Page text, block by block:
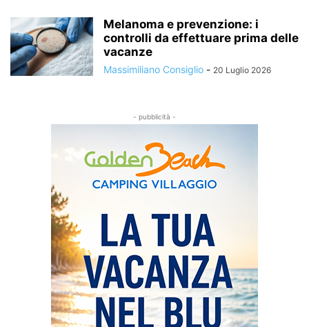
Melanoma e prevenzione: i
controlli da effettuare prima delle
vacanze
Massimiliano Consiglio - 20 Luglio 2026
- pubblicità -